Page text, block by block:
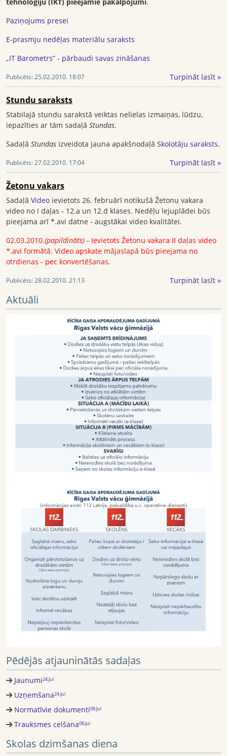
Paziņojums presei
E-prasmju nedēļas materiālu saraksts
„IT Barometrs” - pārbaudi savas zināšanas
Publicēts:25.02.2010. 18:07 Turpināt lasīt »
Stundu saraksts
Stabilajā stundu sarakstā veiktas nelielas izmaiņas, lūdzu,
iepazīties ar tām sadaļā Stundas.
Sadaļā Stundas izveidota jauna apakšnodaļā Skolotāju saraksts.
Publicēts:27.02.2010. 17:04 Turpināt lasīt »
Žetonu vakars
Sadaļā Video ievietots 26. februārī notikušā Žetonu vakara
video no I daļas - 12.a un 12.d klases. Nedēļu lejuplādei būs
pieejama arī *.avi datne - augstākai video kvalitātei.
02.03.2010.(papildināts) - Ievietots Žetonu vakara II daļas video
*.avi formātā. Video apskate mājaslapā būs pieejama no
otrdienas - pec konvertēšanas.
Publicēts:28.02.2010. 21:13 Turpināt lasīt »
Aktuāli
Pēdējās atjauninātās sadaļas
Jaunumi24.Jul
Uzņemšana24.Jul
Normatīvie dokumenti08.Jul
Trauksmes celšana08.Jul
Skolas dzimšanas diena